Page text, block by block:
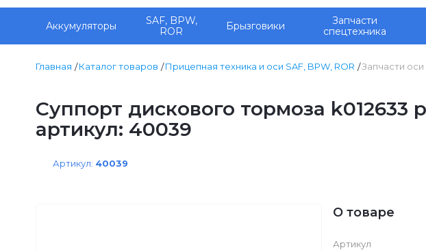
Аккумуляторы
SAF, BPW,
ROR
Брызговики
Запчасти
спецтехника
Главная Каталог товаров Прицепная техника и оси SAF, BPW, ROR Запчасти оси
Суппорт дискового тормоза
артикул: 40039
Артикул: 40039
О товаре
Артикул